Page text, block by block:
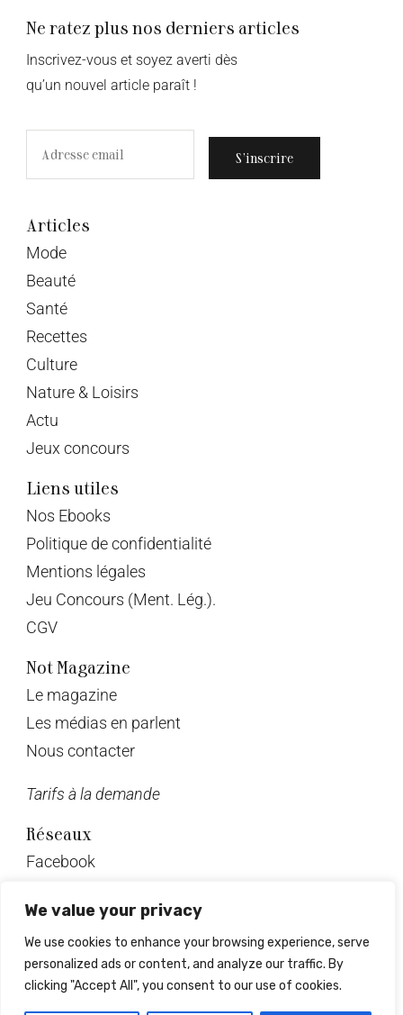
We value your privacy
We use cookies to enhance your browsing experience, serve
personalized ads or content, and analyze our traffic. By
clicking "Accept All", you consent to our use of cookies.
Ne ratez plus nos derniers articles
Inscrivez-vous et soyez averti dès
qu’un nouvel article paraît !
S’inscrire
Articles
Mode
Beauté
Santé
Recettes
Culture
Nature & Loisirs
Actu
Jeux concours
Liens utiles
Nos Ebooks
Politique de confidentialité
Mentions légales
Jeu Concours (Ment. Lég.).
CGV
Not Magazine
Le magazine
Les médias en parlent
Nous contacter
Tarifs à la demande
Réseaux
Facebook
Instagram
Pinterest
Linkedin